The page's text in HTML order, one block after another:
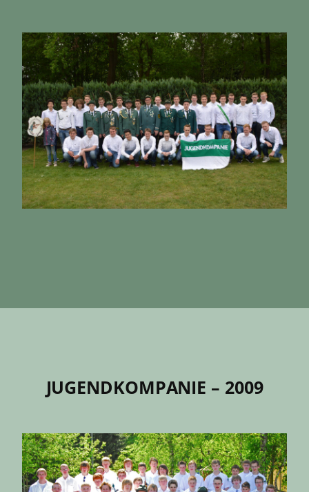
JUGENDKOMPANIE – 2009